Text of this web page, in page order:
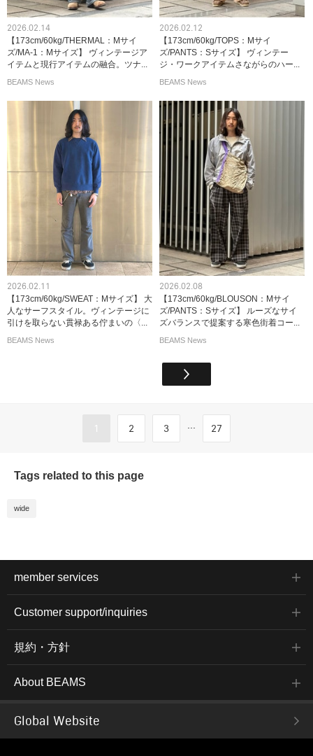
2026.02.14
【173cm/60kg/THERMAL：Mサイ
ズ/MA-1：Mサイズ】 ヴィンテージア
イテムと現行アイテムの融合。ツナ...
BEAMS News
2026.02.12
【173cm/60kg/TOPS：Mサイ
ズ/PANTS：Sサイズ】 ヴィンテー
ジ・ワークアイテムさながらのハー...
BEAMS News
2026.02.11
【173cm/60kg/SWEAT：Mサイズ】 大
人なサーフスタイル。ヴィンテージに
引けを取らない貫禄ある佇まいの〈...
BEAMS News
2026.02.08
【173cm/60kg/BLOUSON：Mサイ
ズ/PANTS：Sサイズ】 ルーズなサイ
ズバランスで提案する寒色街着コー...
BEAMS News
1 2 3 ... 27
Tags related to this page
wide
member services
Customer support/inquiries
規約・方針
About BEAMS
Global Website